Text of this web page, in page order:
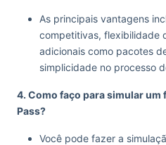
As principais vantagens
competitivas, flexibilidade
adicionais como pacotes
simplicidade no processo
4. Como faço para simular
Pass?
Você pode fazer a